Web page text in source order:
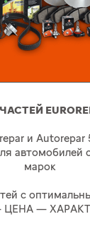
и Autorepar
автомобилей
марок
с
ЦЕНА —